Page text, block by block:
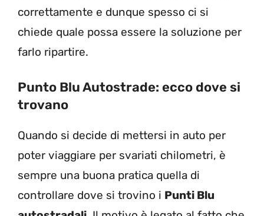
correttamente e dunque spesso ci si
chiede quale possa essere la soluzione per
farlo ripartire.
Punto Blu Autostrade: ecco dove si
trovano
Quando si decide di mettersi in auto per
poter viaggiare per svariati chilometri, è
sempre una buona pratica quella di
controllare dove si trovino i Punti Blu